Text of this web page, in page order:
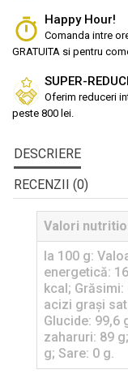
Happy Hour!
Comanda intre
GRATUITA si pentru
SUPER-
Oferim reduceri
peste 800 lei.
DESCRIERE
RECENZII (0)
Valori
la 100 g:
energetică:
kcal;
acizi graşi
Glucide: 99,6
zaharuri: 89
g; Sare: 0 g.